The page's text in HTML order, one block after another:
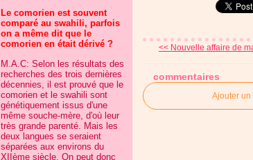
Le comorien est souvent
comparé au swahili, parfois
on a même dit que le
comorien en était dérivé ?
M.A.C: Selon les résultats des
recherches des trois dernières
décennies, il est prouvé que le
comorien et le swahili sont
génétiquement issus d'une
même souche-mère, d'où leur
très grande parenté. Mais les
deux langues se seraient
séparées aux environs du
XIIème siècle. On peut donc
<< Nouvelle affaire de
commentaires
Ajouter un